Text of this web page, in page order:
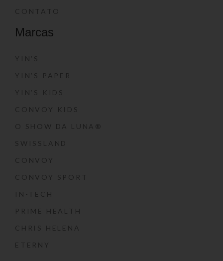
CONTATO
Marcas
YIN’S
YIN’S PAPER
YIN’S KIDS
CONVOY KIDS
O SHOW DA LUNA®
SWISSLAND
CONVOY
CONVOY SPORT
IN-TECH
PRIME HEALTH
CHRIS HELENA
ETERNY